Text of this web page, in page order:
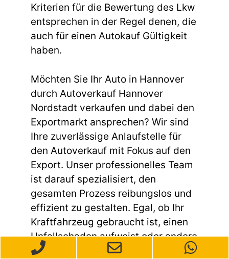
Kriterien für die Bewertung des Lkw
entsprechen in der Regel denen, die
auch für einen Autokauf Gültigkeit
haben.
Möchten Sie Ihr Auto in Hannover
durch Autoverkauf Hannover
Nordstadt verkaufen und dabei den
Exportmarkt ansprechen? Wir sind
Ihre zuverlässige Anlaufstelle für
den Autoverkauf mit Fokus auf den
Export. Unser professionelles Team
ist darauf spezialisiert, den
gesamten Prozess reibungslos und
effizient zu gestalten. Egal, ob Ihr
Kraftfahrzeug gebraucht ist, einen
Unfallschaden aufweist oder andere
Mängel hat – wir kaufen Ihr Auto